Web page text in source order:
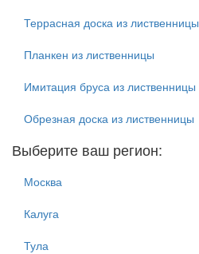
Террасная доска из лиственницы
Планкен из лиственницы
Имитация бруса из лиственницы
Обрезная доска из лиственницы
Выберите ваш регион:
Москва
Калуга
Тула